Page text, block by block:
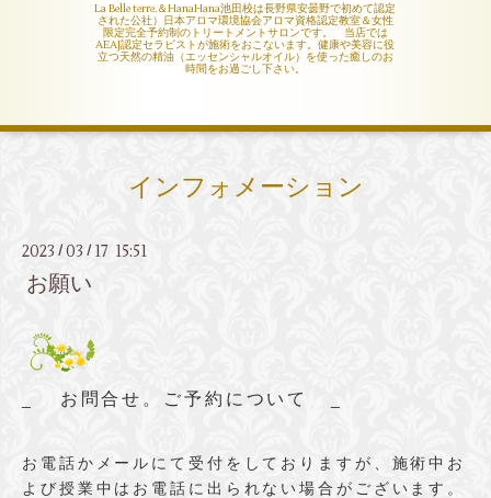
La Belle terre.＆HanaHana池田校は長野県安曇野で初めて認定
された公社）日本アロマ環境協会アロマ資格認定教室＆女性
限定完全予約制のトリートメントサロンです。 当店では
AEAJ認定セラピストが施術をおこないます。健康や美容に役
立つ天然の精油（エッセンシャルオイル）を使った癒しのお
時間をお過ごし下さい。
インフォメーション
2023 / 03 / 17 15:51
お願い
お問合せ。ご予約について
お電話かメールにて受付をしておりますが、施術中お
よび授業中はお電話に出られない場合がございます。